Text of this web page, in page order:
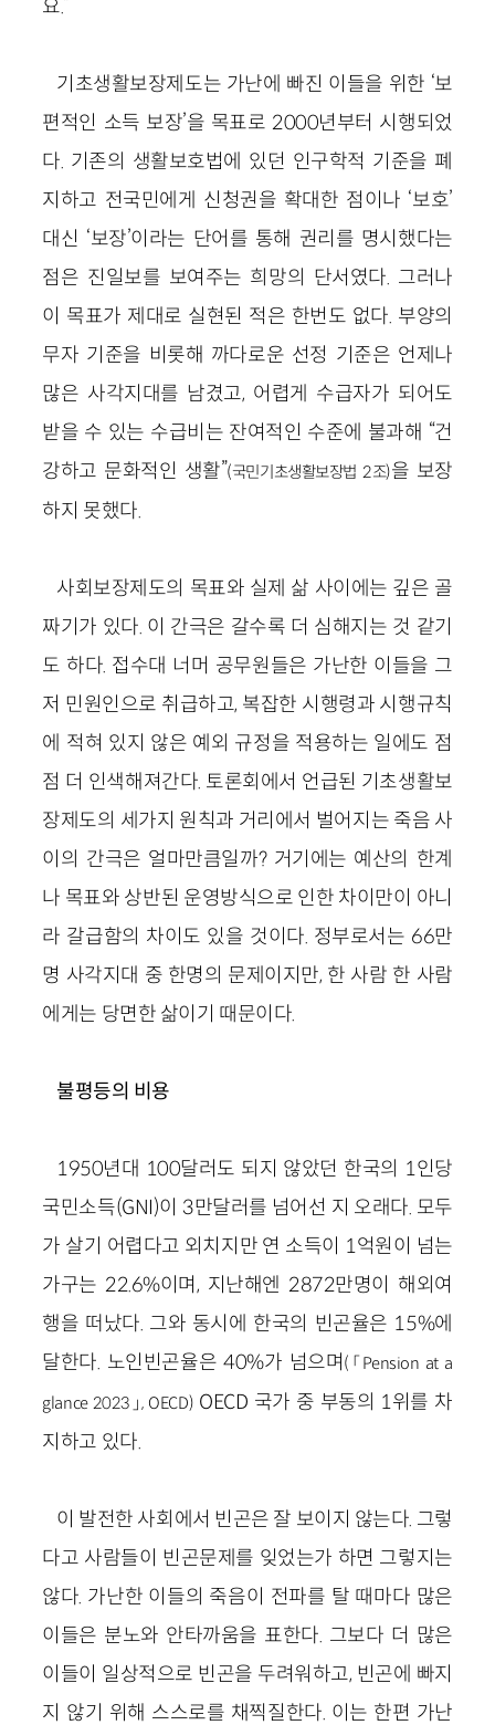
요.”
기초생활보장제도는 가난에 빠진 이들을 위한 ‘보
편적인 소득 보장’을 목표로 2000년부터 시행되었
다. 기존의 생활보호법에 있던 인구학적 기준을 폐
지하고 전국민에게 신청권을 확대한 점이나 ‘보호’
대신 ‘보장’이라는 단어를 통해 권리를 명시했다는
점은 진일보를 보여주는 희망의 단서였다. 그러나
이 목표가 제대로 실현된 적은 한번도 없다. 부양의
무자 기준을 비롯해 까다로운 선정 기준은 언제나
많은 사각지대를 남겼고, 어렵게 수급자가 되어도
받을 수 있는 수급비는 잔여적인 수준에 불과해 “건
강하고 문화적인 생활”(국민기초생활보장법 2조)을 보장
하지 못했다.
사회보장제도의 목표와 실제 삶 사이에는 깊은 골
짜기가 있다. 이 간극은 갈수록 더 심해지는 것 같기
도 하다. 접수대 너머 공무원들은 가난한 이들을 그
저 민원인으로 취급하고, 복잡한 시행령과 시행규칙
에 적혀 있지 않은 예외 규정을 적용하는 일에도 점
점 더 인색해져간다. 토론회에서 언급된 기초생활보
장제도의 세가지 원칙과 거리에서 벌어지는 죽음 사
이의 간극은 얼마만큼일까? 거기에는 예산의 한계
나 목표와 상반된 운영방식으로 인한 차이만이 아니
라 갈급함의 차이도 있을 것이다. 정부로서는 66만
명 사각지대 중 한명의 문제이지만, 한 사람 한 사람
에게는 당면한 삶이기 때문이다.
불평등의 비용
1950년대 100달러도 되지 않았던 한국의 1인당
국민소득(GNI)이 3만달러를 넘어선 지 오래다. 모두
가 살기 어렵다고 외치지만 연 소득이 1억원이 넘는
가구는 22.6%이며, 지난해엔 2872만명이 해외여
행을 떠났다. 그와 동시에 한국의 빈곤율은 15%에
달한다. 노인빈곤율은 40%가 넘으며 (「Pension at a
glance 2023」, OECD) OECD 국가 중 부동의 1위를 차
지하고 있다.
이 발전한 사회에서 빈곤은 잘 보이지 않는다. 그렇
다고 사람들이 빈곤문제를 잊었는가 하면 그렇지는
않다. 가난한 이들의 죽음이 전파를 탈 때마다 많은
이들은 분노와 안타까움을 표한다. 그보다 더 많은
이들이 일상적으로 빈곤을 두려워하고, 빈곤에 빠지
지 않기 위해 스스로를 채찍질한다. 이는 한편 가난